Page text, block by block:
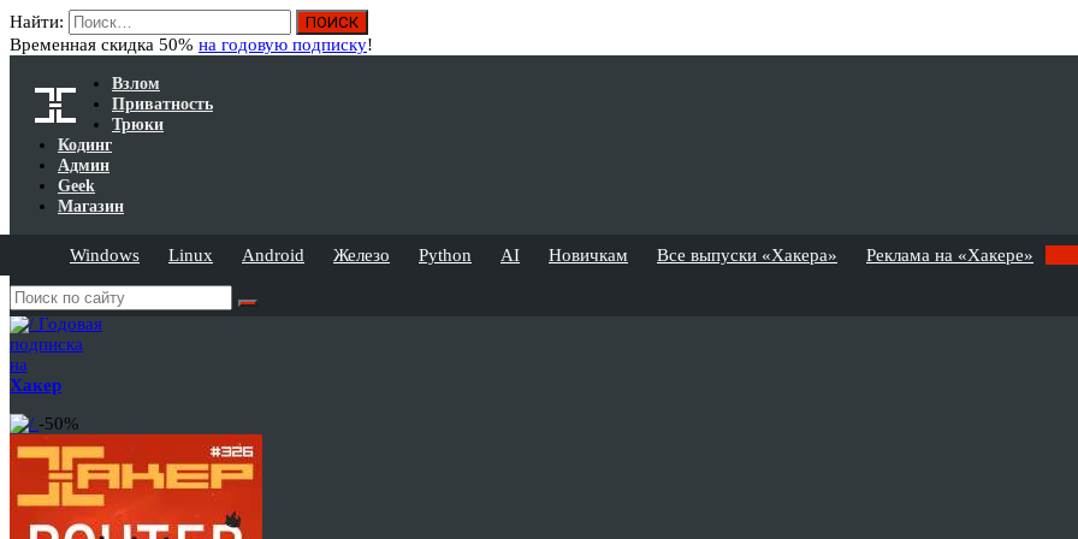
Найти:
Временная скидка 50% на годовую подписку!
Взлом
Приватность
Трюки
Кодинг
Админ
Geek
Магазин
Windows Linux Android Железо Python AI Новичкам Все выпуски «Хакера» Реклама на «Хакере»
Годовая
подписка
на
Хакер
-50%